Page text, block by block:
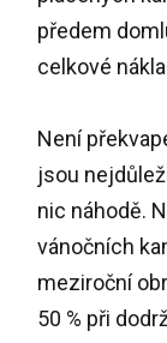
předem
celkové
Není
jsou
nic náhodě.
vánočních
meziroční
50 % při